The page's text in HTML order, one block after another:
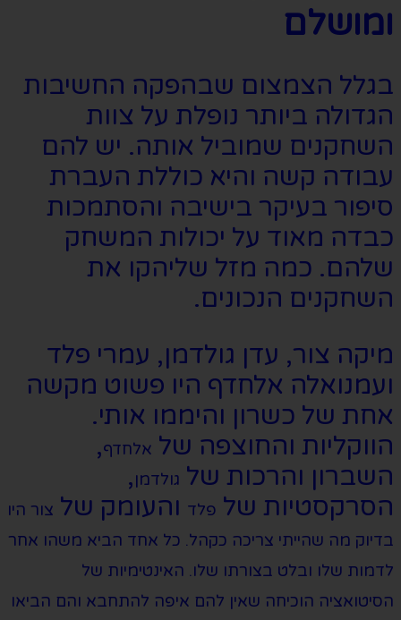
ומושלם
בגלל הצמצום שבהפקה החשיבות
הגדולה ביותר נופלת על צוות
השחקנים שמוביל אותה. יש להם
עבודה קשה והיא כוללת העברת
סיפור בעיקר בישיבה והסתמכות
כבדה מאוד על יכולות המשחק
שלהם. כמה מזל שליהקו את
השחקנים הנכונים.
מיקה צור, עדן גולדמן, עמרי פלד
ועמנואלה אלחדף היו פשוט מקשה
אחת של כשרון והיממו אותי.
הווקליות והחוצפה של אלחדף,
השברון והרכות של גולדמן,
הסרקסטיות של פלד והעומק של צור היו
בדיוק מה שהייתי צריכה כקהל. כל אחד הביא משהו אחר
לדמות שלו ובלט בצורתו שלו. האינטימיות של
הסיטואציה הוכיחה שאין להם איפה להתחבא והם הביאו